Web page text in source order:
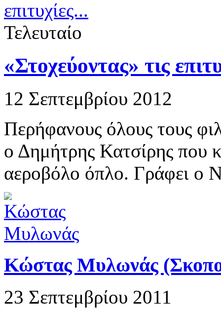
Τελευταίο
«Στοχεύοντας» τις
12 Σεπτεμβρίου 2012
Περήφανους όλους τους
ο Δημήτρης Κατσίρης που
αεροβόλο όπλο. Γράφει ο
Κώστας Μυλωνάς
23 Σεπτεμβρίου 2011